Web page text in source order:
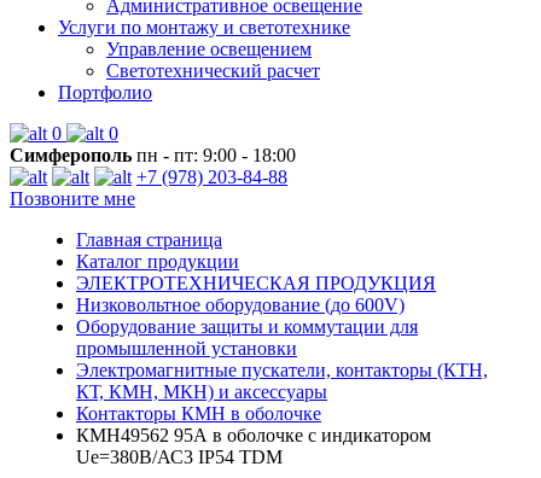
Административное освещение
Услуги по монтажу и светотехнике
Управление освещением
Светотехнический расчет
Портфолио
0
0
Симферополь пн - пт: 9:00 - 18:00
+7 (978) 203-84-88
Позвоните мне
Главная страница
Каталог продукции
ЭЛЕКТРОТЕХНИЧЕСКАЯ ПРОДУКЦИЯ
Низковольтное оборудование (до 600V)
Оборудование защиты и коммутации для
промышленной установки
Электромагнитные пускатели, контакторы (КТН,
КТ, КМН, МКН) и аксессуары
Контакторы КМН в оболочке
КМН49562 95А в оболочке с индикатором
Ue=380В/АС3 IP54 TDM